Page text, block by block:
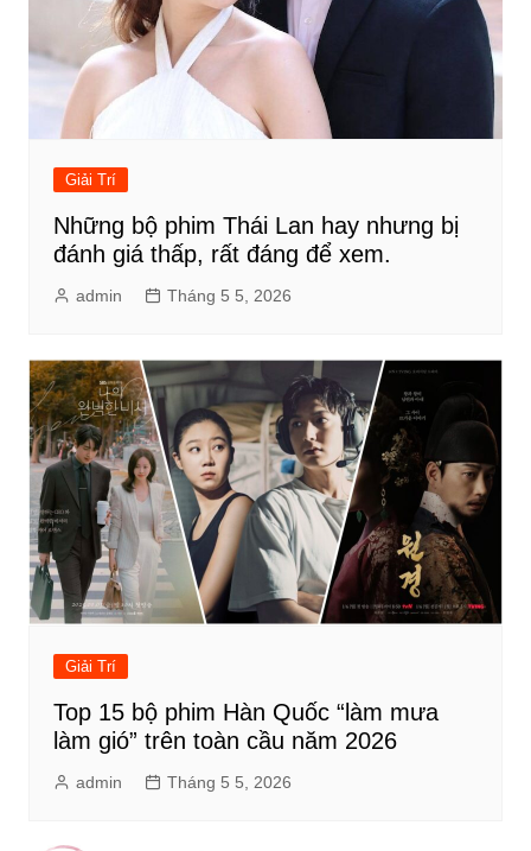
Giải Trí
Những bộ phim Thái Lan hay nhưng bị
đánh giá thấp, rất đáng để xem.
admin Tháng 5 5, 2026
Giải Trí
Top 15 bộ phim Hàn Quốc “làm mưa
làm gió” trên toàn cầu năm 2026
admin Tháng 5 5, 2026